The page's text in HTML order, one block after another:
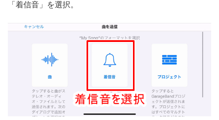
「着信音」を選択。